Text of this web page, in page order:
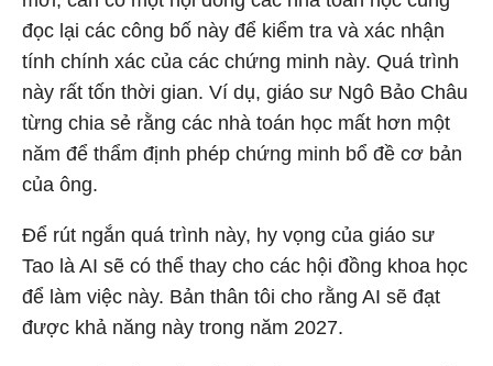
đọc lại các công bố này để kiểm tra và xác nhận
tính chính xác của các chứng minh này. Quá trình
này rất tốn thời gian. Ví dụ, giáo sư Ngô Bảo Châu
từng chia sẻ rằng các nhà toán học mất hơn một
năm để thẩm định phép chứng minh bổ đề cơ bản
của ông.
Để rút ngắn quá trình này, hy vọng của giáo sư
Tao là AI sẽ có thể thay cho các hội đồng khoa học
để làm việc này. Bản thân tôi cho rằng AI sẽ đạt
được khả năng này trong năm 2027.